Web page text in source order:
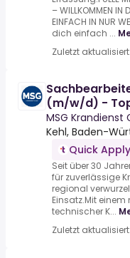
– WILLKOMMEN IN
EINFACH IN NUR
dich einfach ...
Zuletzt
(m/w/d) -
MSG Krandienst
Kehl, Baden-
Quick Apply
Seit über 30
für zuverlässige
regional
Einsatz.Mit
technischer K...
Zuletzt